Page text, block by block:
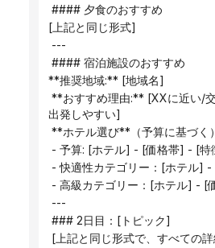
#### 夕食のおすすめ
[上記と同じ形式]
---
#### 宿泊施設のおすすめ
**推奨地域:** [地域名]
出発しやすい]
**ホテル選び**（予算に基づく）
- 予算: [ホテル] - [価格帯] - [特
- 快適性カテゴリー：[ホテル]
- 高級カテゴリー：[ホテル] - [
---
### 2日目：[トピック]
[上記と同じ形式で、すべての